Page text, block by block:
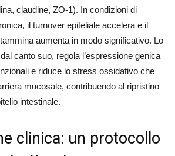
claudine, ZO-1). In condizioni di
il turnover epiteliale accelera e il
aumenta in modo significativo. Lo
canto suo, regola l’espressione genica
e riduce lo stress ossidativo che
mucosale, contribuendo al ripristino
intestinale.
clinica: un protocollo